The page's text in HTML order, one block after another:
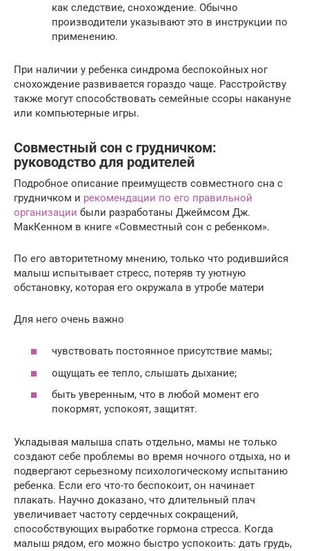
как следствие, снохождение. Обычно
производители указывают это в инструкции по
применению.
При наличии у ребенка синдрома беспокойных ног
снохождение развивается гораздо чаще. Расстройству
также могут способствовать семейные ссоры накануне
или компьютерные игры.
Совместный сон с грудничком:
руководство для родителей
Подробное описание преимуществ совместного сна с
грудничком и рекомендации по его правильной
организации были разработаны Джеймсом Дж.
МакКенном в книге «Совместный сон с ребенком».
По его авторитетному мнению, только что родившийся
малыш испытывает стресс, потеряв ту уютную
обстановку, которая его окружала в утробе матери
Для него очень важно
чувствовать постоянное присутствие мамы;
ощущать ее тепло, слышать дыхание;
быть уверенным, что в любой момент его
покормят, успокоят, защитят.
Укладывая малыша спать отдельно, мамы не только
создают себе проблемы во время ночного отдыха, но и
подвергают серьезному психологическому испытанию
ребенка. Если его что-то беспокоит, он начинает
плакать. Научно доказано, что длительный плач
увеличивает частоту сердечных сокращений,
способствующих выработке гормона стресса. Когда
малыш рядом, его можно быстро успокоить: дать грудь,